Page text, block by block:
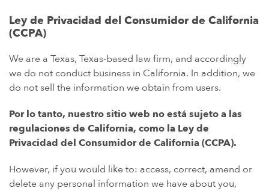
Ley de Privacidad del Consumidor de California
(CCPA)
We are a Texas, Texas-based law firm, and accordingly
we do not conduct business in California. In addition, we
do not sell the information we obtain from users.
Por lo tanto, nuestro sitio web no está sujeto a las
regulaciones de California, como la Ley de
Privacidad del Consumidor de California (CCPA).
However, if you would like to: access, correct, amend or
delete any personal information we have about you,